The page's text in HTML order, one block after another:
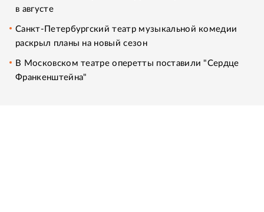
в августе
Санкт-Петербургский театр музыкальной комедии
раскрыл планы на новый сезон
В Московском театре оперетты поставили "Сердце
Франкенштейна"